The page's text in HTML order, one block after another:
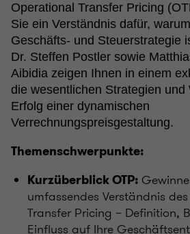
Operational Transfer Pricing
Sie ein Verständnis dafür,
Geschäfts- und Steuerstrategie
Dr. Steffen Postler sowie
Aibidia zeigen Ihnen in einem
die wesentlichen Strategien und
Erfolg einer dynamischen
Verrechnungspreisgestaltung.
Themenschwerpunkte:
Kurzüberblick OTP:
umfassendes Verständnis
Transfer Pricing – Definition,
Einfluss auf Ihre